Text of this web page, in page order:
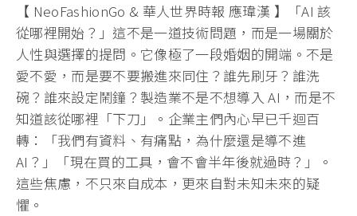
【 NeoFashionGo & 華人世界時報 應瑋漢 】「AI 該
從哪裡開始？」這不是一道技術問題，而是一場關於
人性與選擇的提問。它像極了一段婚姻的開端。不是
愛不愛，而是要不要搬進來同住？誰先刷牙？誰洗
碗？誰來設定鬧鐘？製造業不是不想導入 AI，而是不
知道該從哪裡「下刀」。企業主們內心早已千迴百
轉：「我們有資料、有痛點，為什麼還是導不進
AI？」「現在買的工具，會不會半年後就過時？」。
這些焦慮，不只來自成本，更來自對未知未來的疑
懼。